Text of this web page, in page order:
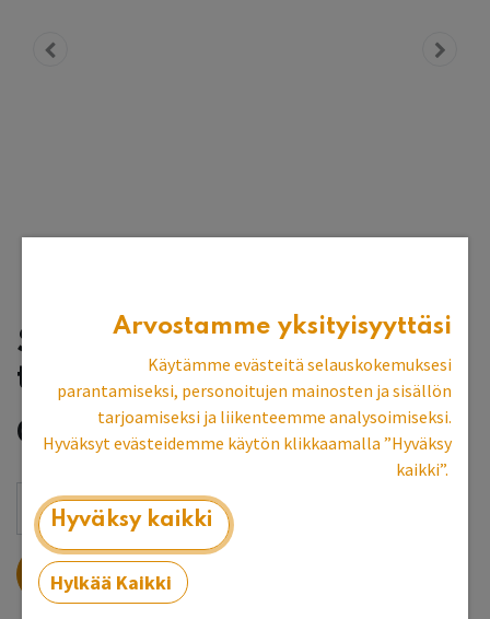
Salmiakkitaustalevy,
tumma
0,80€ 2,00€
LISÄÄ OSTOSKORIIN
Arvostamme yksityisyyttäsi
Käytämme evästeitä selauskokemuksesi
parantamiseksi, personoitujen mainosten ja sisällön
tarjoamiseksi ja liikenteemme analysoimiseksi.
Hyväksyt evästeidemme käytön klikkaamalla ”Hyväksy
kaikki”.
Hyväksy kaikki
Hylkää Kaikki